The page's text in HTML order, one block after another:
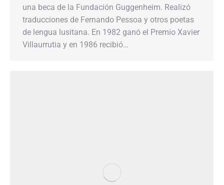
una beca de la Fundación Guggenheim. Realizó
traducciones de Fernando Pessoa y otros poetas
de lengua lusitana. En 1982 ganó el Premio Xavier
Villaurrutia y en 1986 recibió…